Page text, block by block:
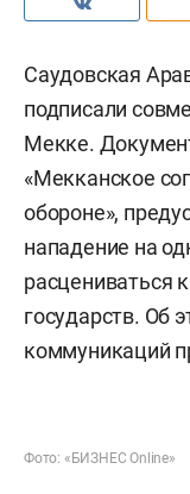
Саудовская
подписали
Мекке.
«Мекканское
обороне»,
нападение на
расцениваться
государств. Об
коммуникаций
Фото: «БИЗНЕС Online»